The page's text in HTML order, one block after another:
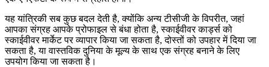
यह यांत्रिकी सब कुछ बदल देती है, क्योंकि अन्य टीसीजी के विपरीत, जहां
आपका संग्रह आपके प्रोफाइल से बंधा होता है, स्काईवीवर कार्ड्स को
स्काईवीवर मार्केट पर व्यापार किया जा सकता है, दोस्तों को उपहार में दिया जा
सकता है, या वास्तविक दुनिया के मूल्य के साथ एक संग्रह बनाने के लिए
उपयोग किया जा सकता है।